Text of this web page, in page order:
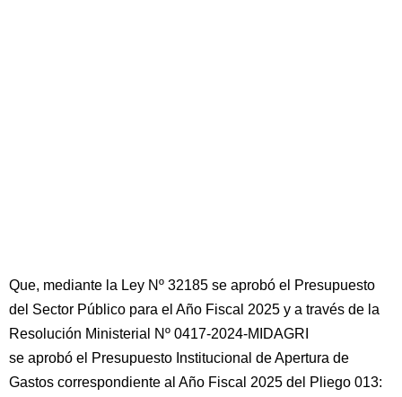
Que, mediante la Ley Nº 32185 se aprobó el Presupuesto
del Sector Público para el Año Fiscal 2025 y a través de la
Resolución Ministerial Nº 0417-2024-MIDAGRI
se aprobó el Presupuesto Institucional de Apertura de
Gastos correspondiente al Año Fiscal 2025 del Pliego 013: